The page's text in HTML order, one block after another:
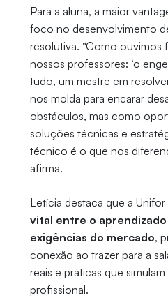
Para a aluna, a maior
foco no desenvolvimento
resolutiva. “Como ouvimos
nossos professores: ‘o
tudo, um mestre em
nos molda para encarar
obstáculos, mas como
soluções técnicas e
técnico é o que nos
afirma.
Letícia destaca que a
vital entre o aprendizado
exigências do mercado,
conexão ao trazer para a
reais e práticas que
profissional.